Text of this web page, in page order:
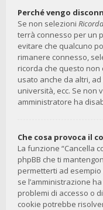
Perché vengo
Se non selezioni
terrà connesso per un
evitare che qualcuno
rimanere connesso,
ricorda che questo non
usato anche da altri,
università, ecc. Se non
amministratore ha
Che cosa provoca il
La funzione “Cancella
phpBB che ti
permetterti ad
se l’amministrazione
problemi di accesso o
cookie potrebbe